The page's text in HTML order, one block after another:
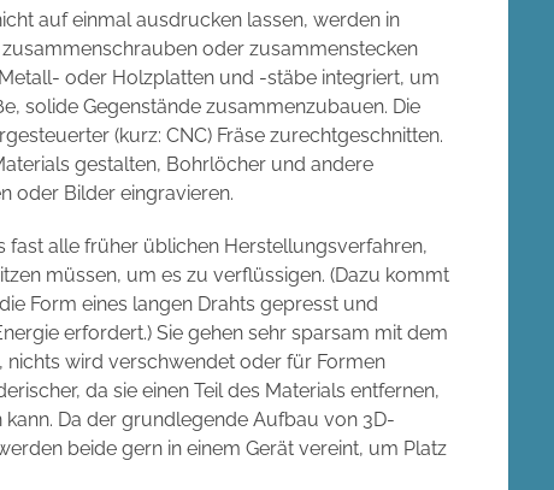
auf einmal ausdrucken lassen, werden in
oder zusammenstecken
oder Holzplatten und -stäbe integriert, um
solide Gegenstände zusammenzubauen. Die
(kurz: CNC) Fräse zurechtgeschnitten.
gestalten, Bohrlöcher und andere
oder Bilder eingravieren.
fast alle früher üblichen Herstellungsverfahren,
müssen, um es zu verflüssigen. (Dazu kommt
Form eines langen Drahts gepresst und
erfordert.) Sie gehen sehr sparsam mit dem
wird verschwendet oder für Formen
da sie einen Teil des Materials entfernen,
Da der grundlegende Aufbau von 3D-
beide gern in einem Gerät vereint, um Platz